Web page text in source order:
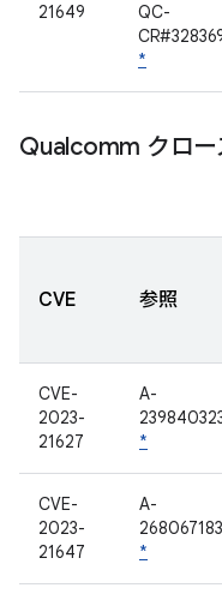
21649
QC-
*
Qualcomm クロー
CVE 参照
CVE-
2023-
21627
A-
*
CVE-
2023-
21647
A-
268067183
*